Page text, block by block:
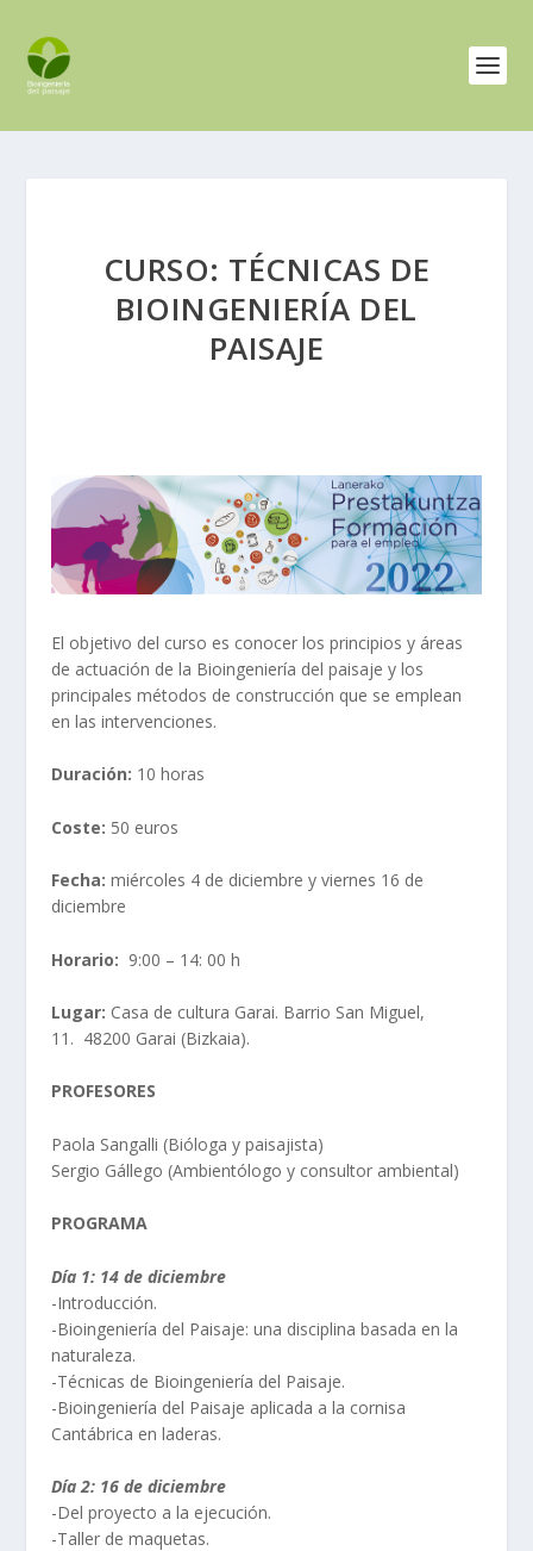
CURSO: TÉCNICAS DE
BIOINGENIERÍA DEL
PAISAJE
El objetivo del curso es conocer los principios y áreas
de actuación de la Bioingeniería del paisaje y los
principales métodos de construcción que se emplean
en las intervenciones.
Duración: 10 horas
Coste: 50 euros
Fecha: miércoles 4 de diciembre y viernes 16 de
diciembre
Horario: 9:00 – 14: 00 h
Lugar: Casa de cultura Garai. Barrio San Miguel,
11. 48200 Garai (Bizkaia).
PROFESORES
Paola Sangalli (Bióloga y paisajista)
Sergio Gállego (Ambientólogo y consultor ambiental)
PROGRAMA
Día 1: 14 de diciembre
-Introducción.
-Bioingeniería del Paisaje: una disciplina basada en la
naturaleza.
-Técnicas de Bioingeniería del Paisaje.
-Bioingeniería del Paisaje aplicada a la cornisa
Cantábrica en laderas.
Día 2: 16 de diciembre
-Del proyecto a la ejecución.
-Taller de maquetas.